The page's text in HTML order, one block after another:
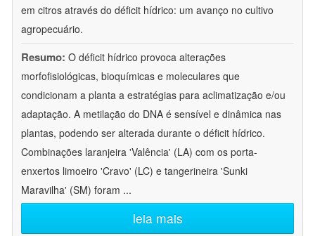
em citros através do déficit hídrico: um avanço no cultivo
agropecuário.
Resumo: O déficit hídrico provoca alterações
morfofisiológicas, bioquímicas e moleculares que
condicionam a planta a estratégias para aclimatização e/ou
adaptação. A metilação do DNA é sensível e dinâmica nas
plantas, podendo ser alterada durante o déficit hídrico.
Combinações laranjeira 'Valência' (LA) com os porta-
enxertos limoeiro 'Cravo' (LC) e tangerineira 'Sunki
Maravilha' (SM) foram ...
leia mais